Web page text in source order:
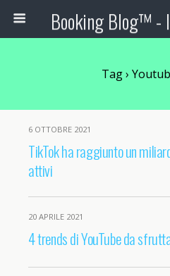
Tag ›
6 OTTOBRE 2021
TikTok ha raggiunto un
attivi
20 APRILE 2021
4 trends di YouTube da